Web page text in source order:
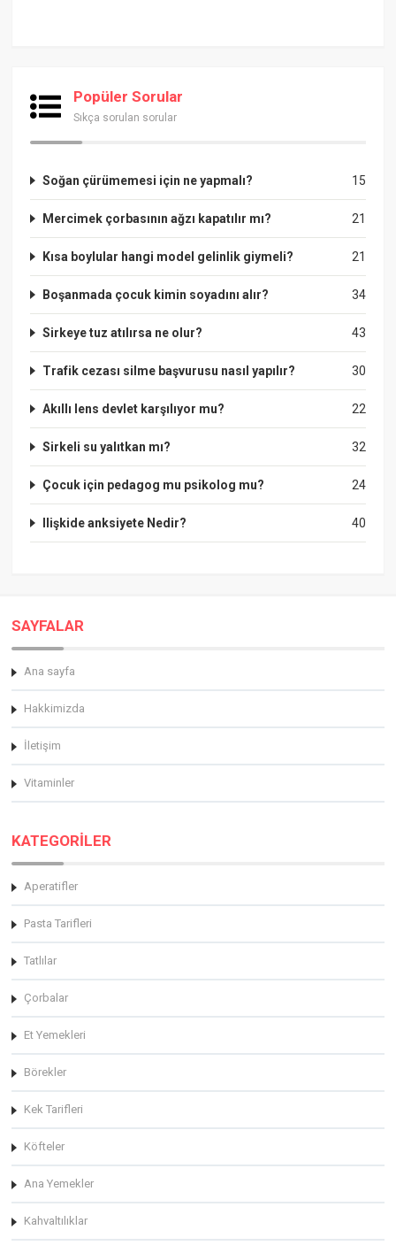
Popüler Sorular
Sıkça sorulan sorular
15
Soğan çürümemesi için ne yapmalı?
21
Mercimek çorbasının ağzı kapatılır mı?
21
Kısa boylular hangi model gelinlik giymeli?
34
Boşanmada çocuk kimin soyadını alır?
43
Sirkeye tuz atılırsa ne olur?
30
Trafik cezası silme başvurusu nasıl yapılır?
22
Akıllı lens devlet karşılıyor mu?
32
Sirkeli su yalıtkan mı?
24
Çocuk için pedagog mu psikolog mu?
40
Ilişkide anksiyete Nedir?
SAYFALAR
Ana sayfa
Hakkimizda
İletişim
Vitaminler
KATEGORİLER
Aperatifler
Pasta Tarifleri
Tatlılar
Çorbalar
Et Yemekleri
Börekler
Kek Tarifleri
Köfteler
Ana Yemekler
Kahvaltılıklar